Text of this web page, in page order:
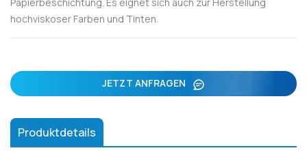
hochviskoser Farben und Tinten.
JETZT ANFRAGEN
Produktdetails